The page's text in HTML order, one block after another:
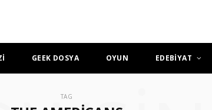
GEEK DOSYA OYUN EDEBİYAT
TAG